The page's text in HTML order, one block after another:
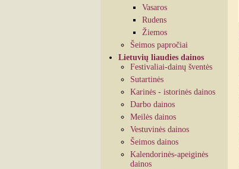
Vasaros
Rudens
Žiemos
Šeimos papročiai
Lietuvių liaudies dainos
Festivaliai-dainų šventės
Sutartinės
Karinės - istorinės dainos
Darbo dainos
Meilės dainos
Vestuvinės dainos
Šeimos dainos
Kalendorinės-apeiginės
dainos